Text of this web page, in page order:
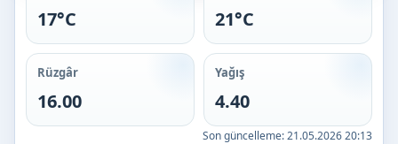
17°C 21°C
Rüzgâr
16.00
Yağış
4.40
Son güncelleme:21.05.2026 20:13